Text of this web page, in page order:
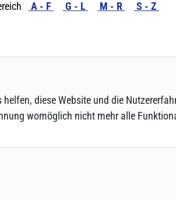
diese Website und die
womöglich nicht mehr alle